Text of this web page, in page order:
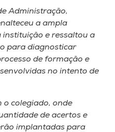
Administração,
a ampla
e ressaltou a
para diagnosticar
de formação e
no intento de
o colegiado, onde
de acertos e
implantadas para